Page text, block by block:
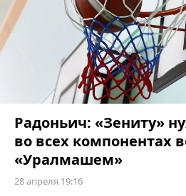
Радоньич: «Зениту»
во всех компонентах
«Уралмашем»
28 апреля 19:16